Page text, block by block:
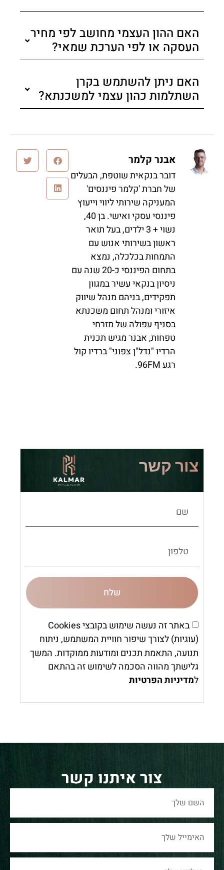
האם ההון העצמי מחושב לפי מחיר
העסקה או לפי הערכת שמאי?
האם ניתן להשתמש בקרן
השתלמות כהון עצמי למשכנתא?
אבנר קלמר
דובר בנקאית שוטפת, הבעלים
של חברת 'קלמר פיננסים'
המעניקה שירותי ליווי וייעוץ
פיננסי עסקי ואישי. בן 40,
נשוי + 3 ילדים, בעל תואר
ראשון בשירותי אנוש עם
התמחות בכלכלה, נמצא
בתחום הפיננסי כ-20 שנה עם
ניסיון בנקאי עשיר במגוון
תפקידים, בניהם מנהל שיווק
איזורי ומנהל תחום משכנתא
בסניף עפולה של מזרחי
טפחות, אבנר מגיש תכנית
הרדיו "נדל"ן צפוני" ברדיו קול
רגע 96FM.
צור קשר
באתר זה נעשה שימוש בקובצי Cookies
(עוגיות) לצורך שיפור חוויית המשתמש, ניתוח
תנועה, התאמת תכנים ומודעות ממוקדות. המשך
גלישתך מהווה הסכמה לשימוש זה בהתאם
למדיניות הפרטיות
שלח
צור איתנו קשר